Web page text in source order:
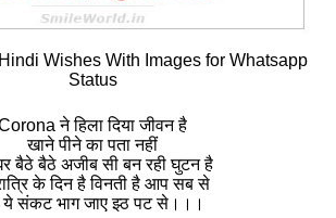
Wishes With Images for Whatsapp
Status
ने हिला दिया जीवन है
खाने पीने का पता नहीं
बैठे बैठे अजीब सी बन रही घुटन है
के दिन है विनती है आप सब से
ये संकट भाग जाए झ्ठ पट से।।।